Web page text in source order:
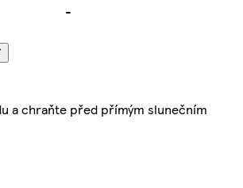
-
a chraňte před přímým slunečním